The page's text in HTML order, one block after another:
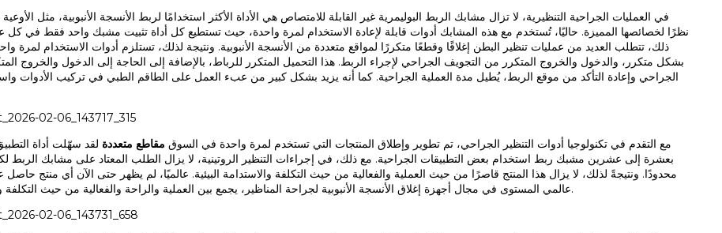
في العمليات الجراحية التنظيرية، لا تزال مشابك الربط البوليمرية غير القابلة للامتصاص هي الأداة الأكثر استخدامًا لربط الأنسجة الأنبوبية، مثل الأوعية
نظرًا لخصائصها المميزة. حاليًا، تُستخدم مع هذه المشابك أدوات قابلة لإعادة الاستخدام لمرة واحدة، حيث تستطيع كل أداة تثبيت مشبك واحد فقط في كل
ذلك، تتطلب العديد من عمليات تنظير البطن إغلاقًا وقطعًا متكررًا لمواقع متعددة من الأنسجة الأنبوبية. ونتيجة لذلك، تستلزم أدوات الاستخدام لمرة
بشكل متكرر، والدخول والخروج المتكرر من التجويف الجراحي لإجراء الربط. هذا التحميل المتكرر للرباط، بالإضافة إلى الحاجة إلى الدخول والخروج
الجراحي وإعادة التأكد من موقع الربط، يُطيل مدة العملية الجراحية. كما أنه يزيد بشكل كبير من عبء العمل على الطاقم الطبي في تركيب الأدوات
مع التقدم في تكنولوجيا أدوات التنظير الجراحي، تم تطوير وإطلاق المنتجات التي تستخدم لمرة واحدة في السوق مقاطع متعددة لقد سهّلت أداة
بعشرة إلى عشرين مشبك ربط استخدام بعض التطبيقات الجراحية. مع ذلك، في إجراءات التنظير الروتينية، لا يزال الطلب المعتاد على مشابك الربط
محدودًا. ونتيجةً لذلك، لا يزال هذا المنتج قاصرًا من حيث العملية والفعالية من حيث التكلفة والاستدامة البيئية. عالميًا، لم يظهر حتى الآن أي منتج حاصل
عالمي المستوى في مجال أجهزة إغلاق الأنسجة الأنبوبية لجراحة المناظير، يجمع بين العملية والراحة والفعالية من حيث التكلفة والاستدامة البيئية.